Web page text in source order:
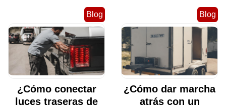
Blog
¿Cómo conectar
luces traseras de
Blog
¿Cómo dar marcha
atrás con un